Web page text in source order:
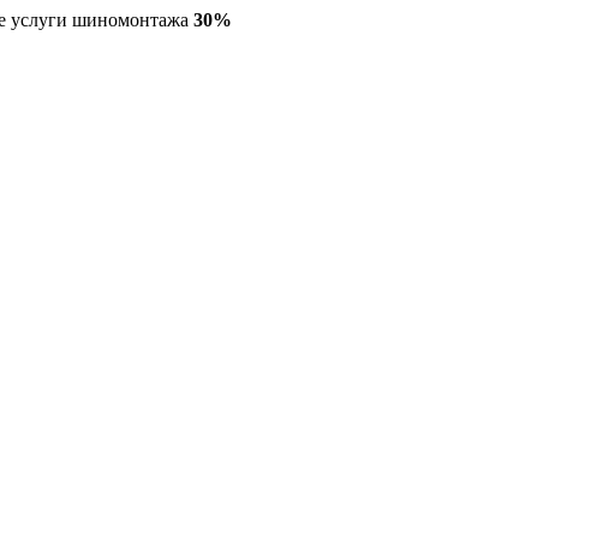
услуги шиномонтажа 30%